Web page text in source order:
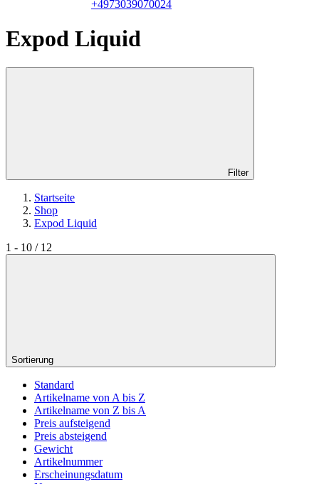
+4973039070024
Expod Liquid
Filter
Startseite
Shop
Expod Liquid
1 - 10 / 12
Sortierung
Standard
Artikelname von A bis Z
Artikelname von Z bis A
Preis aufsteigend
Preis absteigend
Gewicht
Artikelnummer
Erscheinungsdatum